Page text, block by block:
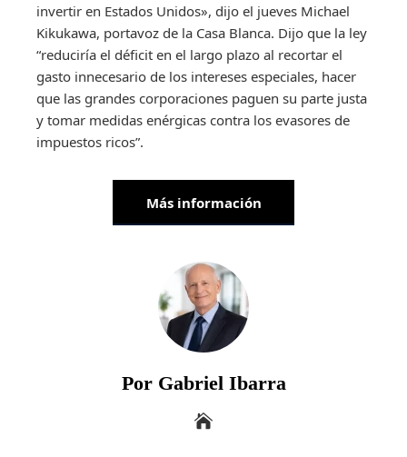
invertir en Estados Unidos», dijo el jueves Michael
Kikukawa, portavoz de la Casa Blanca. Dijo que la ley
“reduciría el déficit en el largo plazo al recortar el
gasto innecesario de los intereses especiales, hacer
que las grandes corporaciones paguen su parte justa
y tomar medidas enérgicas contra los evasores de
impuestos ricos”.
Más información
Por Gabriel Ibarra